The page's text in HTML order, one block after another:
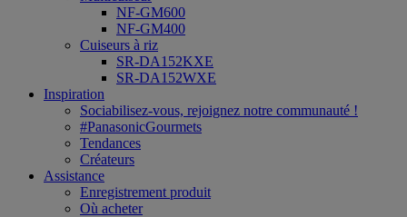
NF-GM600
NF-GM400
Cuiseurs à riz
SR-DA152KXE
SR-DA152WXE
Inspiration
Sociabilisez-vous, rejoignez notre communauté !
#PanasonicGourmets
Tendances
Créateurs
Assistance
Enregistrement produit
Où acheter